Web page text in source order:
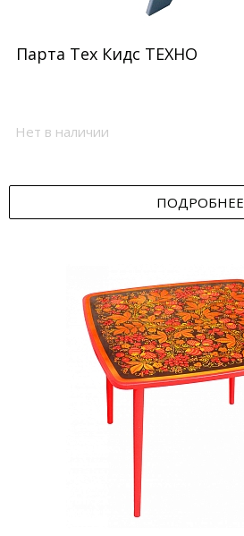
Парта Тех Кидс ТЕХНО
Нет в наличии
ПОДРОБНЕЕ